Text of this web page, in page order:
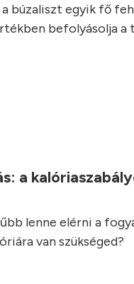
búzaliszt egyik fő
befolyásolja a
a
lenne elérni a
van szükséged?